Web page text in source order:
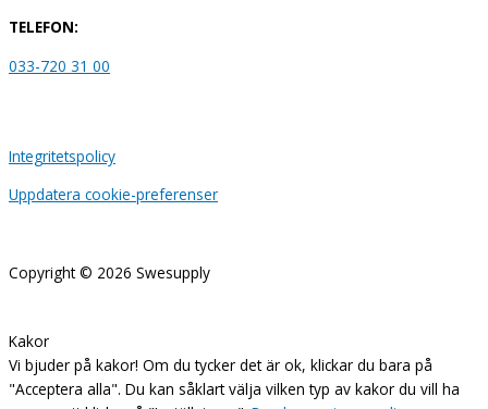
TELEFON:
033-720 31 00
Integritetspolicy
Uppdatera cookie-preferenser
Copyright © 2026 Swesupply
Kakor
Vi bjuder på kakor! Om du tycker det är ok, klickar du bara på
"Acceptera alla". Du kan såklart välja vilken typ av kakor du vill ha